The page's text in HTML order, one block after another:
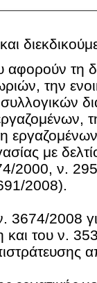
τη
την
με
2000, ν.
2008).
2008
του ν.